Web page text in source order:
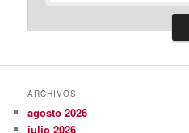
ARCHIVOS
agosto 2026
julio 2026